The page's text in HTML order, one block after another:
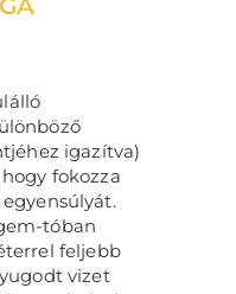
igazítva)
fokozza
tóban
feljebb
vizet